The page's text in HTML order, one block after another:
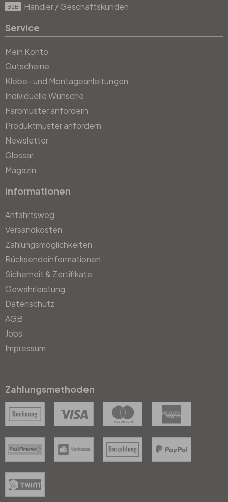
B2B Händler / Geschäftskunden
Service
Mein Konto
Gutscheine
Klebe- und Montageanleitungen
Individuelle Wünsche
Farbmuster anfordern
Produktmuster anfordern
Newsletter
Glossar
Magazin
Informationen
Anfahrtsweg
Versandkosten
Zahlungsmöglichkeiten
Rücksendeinformationen
Sicherheit & Zertifikate
Gewährleistung
Datenschutz
AGB
Jobs
Impressum
Zahlungsmethoden